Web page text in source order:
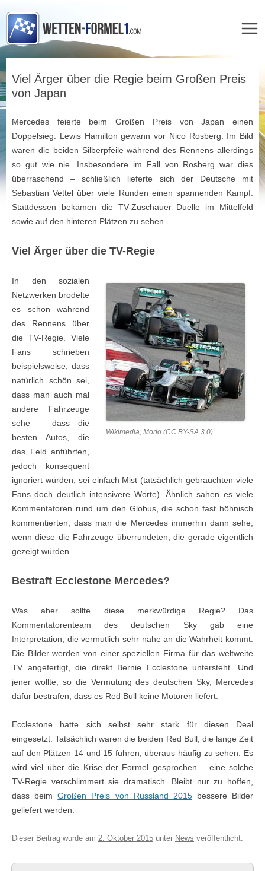
springen
Viel Ärger über die Regie beim Großen Preis
von Japan
Mercedes feierte beim Großen Preis von Japan einen
Doppelsieg: Lewis Hamilton gewann vor Nico Rosberg. Im Bild
waren die beiden Silberpfeile während des Rennens allerdings
so gut wie nie. Insbesondere im Fall von Rosberg war dies
überraschend – schließlich lieferte sich der Deutsche mit
Sebastian Vettel über viele Runden einen spannenden Kampf.
Stattdessen bekamen die TV-Zuschauer Duelle im Mittelfeld
sowie auf den hinteren Plätzen zu sehen.
Viel Ärger über die TV-Regie
Wikimedia, Morio (CC BY-SA 3.0)
In den sozialen
Netzwerken brodelte
es schon während
des Rennens über
die TV-Regie. Viele
Fans schrieben
beispielsweise, dass
natürlich schön sei,
dass man auch mal
andere Fahrzeuge
sehe – dass die
besten Autos, die
das Feld anführten,
jedoch konsequent
ignoriert würden, sei einfach Mist (tatsächlich gebrauchten viele
Fans doch deutlich intensivere Worte). Ähnlich sahen es viele
Kommentatoren rund um den Globus, die schon fast höhnisch
kommentierten, dass man die Mercedes immerhin dann sehe,
wenn diese die Fahrzeuge überrundeten, die gerade eigentlich
gezeigt würden.
Bestraft Ecclestone Mercedes?
Was aber sollte diese merkwürdige Regie? Das
Kommentatorenteam des deutschen Sky gab eine
Interpretation, die vermutlich sehr nahe an die Wahrheit kommt:
Die Bilder werden von einer speziellen Firma für das weltweite
TV angefertigt, die direkt Bernie Ecclestone untersteht. Und
jener wollte, so die Vermutung des deutschen Sky, Mercedes
dafür bestrafen, dass es Red Bull keine Motoren liefert.
Ecclestone hatte sich selbst sehr stark für diesen Deal
eingesetzt. Tatsächlich waren die beiden Red Bull, die lange Zeit
auf den Plätzen 14 und 15 fuhren, überaus häufig zu sehen. Es
wird viel über die Krise der Formel gesprochen – eine solche
TV-Regie verschlimmert sie dramatisch. Bleibt nur zu hoffen,
dass beimGroßen Preis von Russland 2015bessere Bilder
geliefert werden.
Dieser Beitrag wurde am 2. Oktober 2015 unter News veröffentlicht.